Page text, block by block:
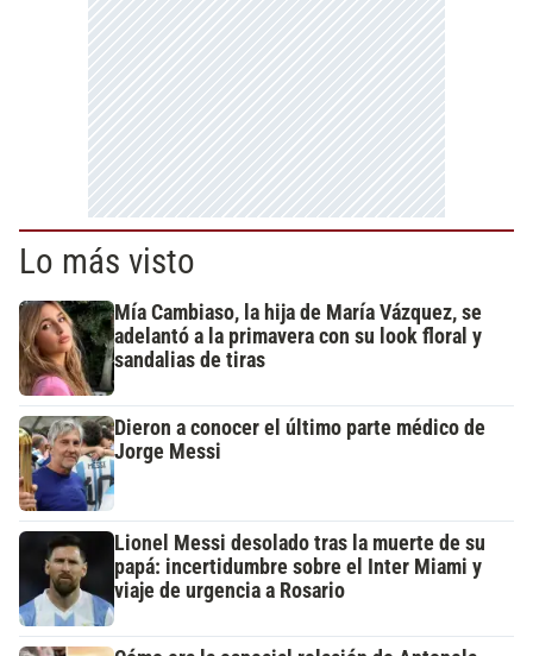
Lo más visto
Mía Cambiaso, la hija de María Vázquez, se
adelantó a la primavera con su look floral y
sandalias de tiras
Dieron a conocer el último parte médico de
Jorge Messi
Lionel Messi desolado tras la muerte de su
papá: incertidumbre sobre el Inter Miami y
viaje de urgencia a Rosario